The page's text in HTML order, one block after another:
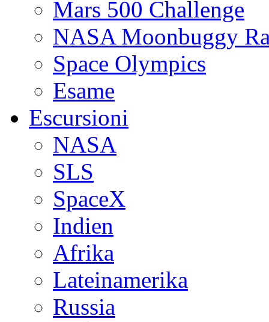
Mars 500 Challenge
NASA Moonbuggy
Space Olympics
Esame
Escursioni
NASA
SLS
SpaceX
Indien
Afrika
Lateinamerika
Russia